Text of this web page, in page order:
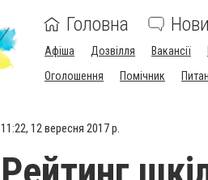
Головна
Афіша Дозвілля Вакансії
Оголошення
Помічник
11:22, 12 вересня 2017 р.